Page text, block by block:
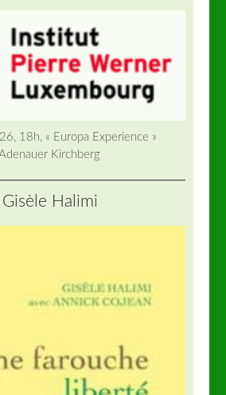
18h, « Europa Experience »
Kirchberg
Halimi